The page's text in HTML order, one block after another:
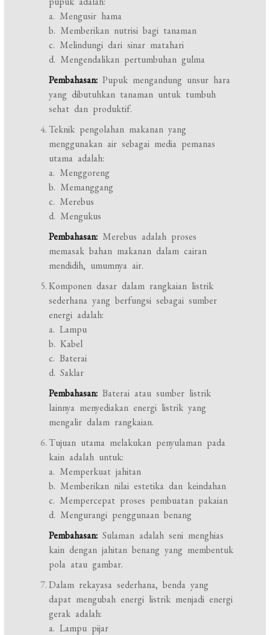
a. Mengusir hama
b. Memberikan nutrisi bagi tanaman
c. Melindungi dari sinar matahari
d. Mengendalikan pertumbuhan gulma
Pembahasan: Pupuk mengandung unsur hara
yang dibutuhkan tanaman untuk tumbuh
sehat dan produktif.
Teknik pengolahan makanan yang
menggunakan air sebagai media pemanas
utama adalah:
a. Menggoreng
b. Memanggang
c. Merebus
d. Mengukus
Pembahasan: Merebus adalah proses
memasak bahan makanan dalam cairan
mendidih, umumnya air.
Komponen dasar dalam rangkaian listrik
sederhana yang berfungsi sebagai sumber
energi adalah:
a. Lampu
b. Kabel
c. Baterai
d. Saklar
Pembahasan: Baterai atau sumber listrik
lainnya menyediakan energi listrik yang
mengalir dalam rangkaian.
Tujuan utama melakukan penyulaman pada
kain adalah untuk:
a. Memperkuat jahitan
b. Memberikan nilai estetika dan keindahan
c. Mempercepat proses pembuatan pakaian
d. Mengurangi penggunaan benang
Pembahasan: Sulaman adalah seni menghias
kain dengan jahitan benang yang membentuk
pola atau gambar.
Dalam rekayasa sederhana, benda yang
dapat mengubah energi listrik menjadi energi
gerak adalah:
a. Lampu pijar